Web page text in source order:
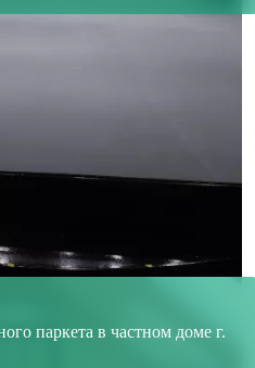
паркета в частном доме г.